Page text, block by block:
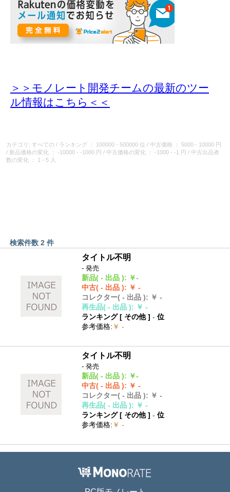
＞＞モノレート開発チームの最新のツー
ル情報はこちら＜＜
カテゴリ: すべての / ランキング ： 100000 - 500000 位 / 中古価格
： 5000 - 10000 円
/ 新品価格の変化 ： -10000 - -1000 円 / 中古価格の変化 ： -1000 - -1 円 / 中古出品者
数の変化
： 1 - 5 人
検索件数 2 件
タイトル不明
- 発売
新品( - 出品 ): ￥-
中古( - 出品 ): ￥ -
コレクター( - 出品 ): ￥ -
再生品( - 出品 ): ￥ -
ランキング [ その他]- 位
参考価格: ￥ -
タイトル不明
- 発売
新品( - 出品 ): ￥-
中古( - 出品 ): ￥ -
コレクター( - 出品 ): ￥ -
再生品( - 出品 ): ￥ -
ランキング [ その他]- 位
参考価格: ￥ -